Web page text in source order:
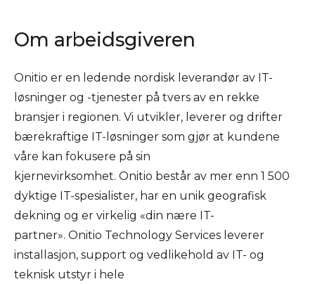
Om arbeidsgiveren
Onitio er en ledende nordisk leverandør av IT-
løsninger og -tjenester på tvers av en rekke
bransjer i regionen. Vi utvikler, leverer og drifter
bærekraftige IT-løsninger som gjør at kundene
våre kan fokusere på sin
kjernevirksomhet. Onitio består av mer enn 1 500
dyktige IT-spesialister, har en unik geografisk
dekning og er virkelig «din nære IT-
partner». Onitio Technology Services leverer
installasjon, support og vedlikehold av IT- og
teknisk utstyr i hele